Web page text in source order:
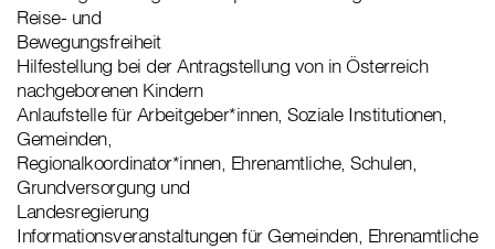
Reise- und
Bewegungsfreiheit
Hilfestellung bei der Antragstellung von in Österreich
nachgeborenen Kindern
Anlaufstelle für Arbeitgeber*innen, Soziale Institutionen,
Gemeinden,
Regionalkoordinator*innen, Ehrenamtliche, Schulen,
Grundversorgung und
Landesregierung
Informationsveranstaltungen für Gemeinden, Ehrenamtliche